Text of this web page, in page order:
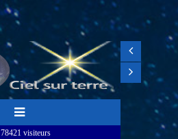
78421 visiteurs